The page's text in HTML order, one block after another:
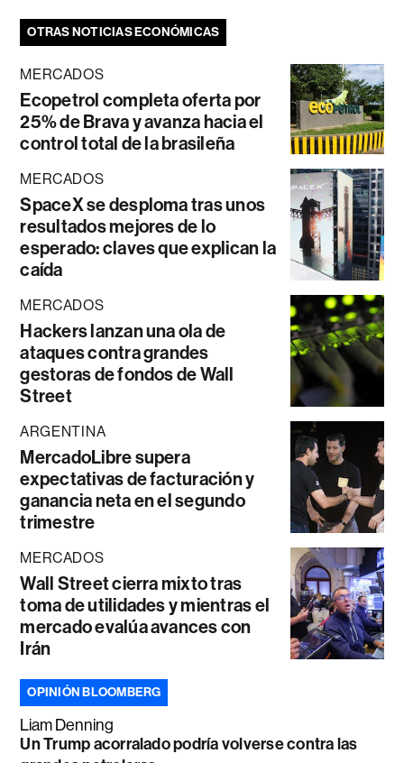
OTRAS NOTICIAS ECONÓMICAS
MERCADOS
Ecopetrol completa oferta por
25% de Brava y avanza hacia el
control total de la brasileña
MERCADOS
SpaceX se desploma tras unos
resultados mejores de lo
esperado: claves que explican la
caída
MERCADOS
Hackers lanzan una ola de
ataques contra grandes
gestoras de fondos de Wall
Street
ARGENTINA
MercadoLibre supera
expectativas de facturación y
ganancia neta en el segundo
trimestre
MERCADOS
Wall Street cierra mixto tras
toma de utilidades y mientras el
mercado evalúa avances con
Irán
OPINIÓN BLOOMBERG
Liam Denning
Un Trump acorralado podría volverse contra las